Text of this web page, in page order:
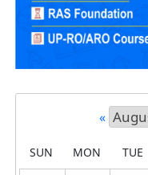
«
SUN MON TUE